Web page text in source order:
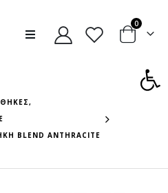
0
,
BLEND ANTHRACITE